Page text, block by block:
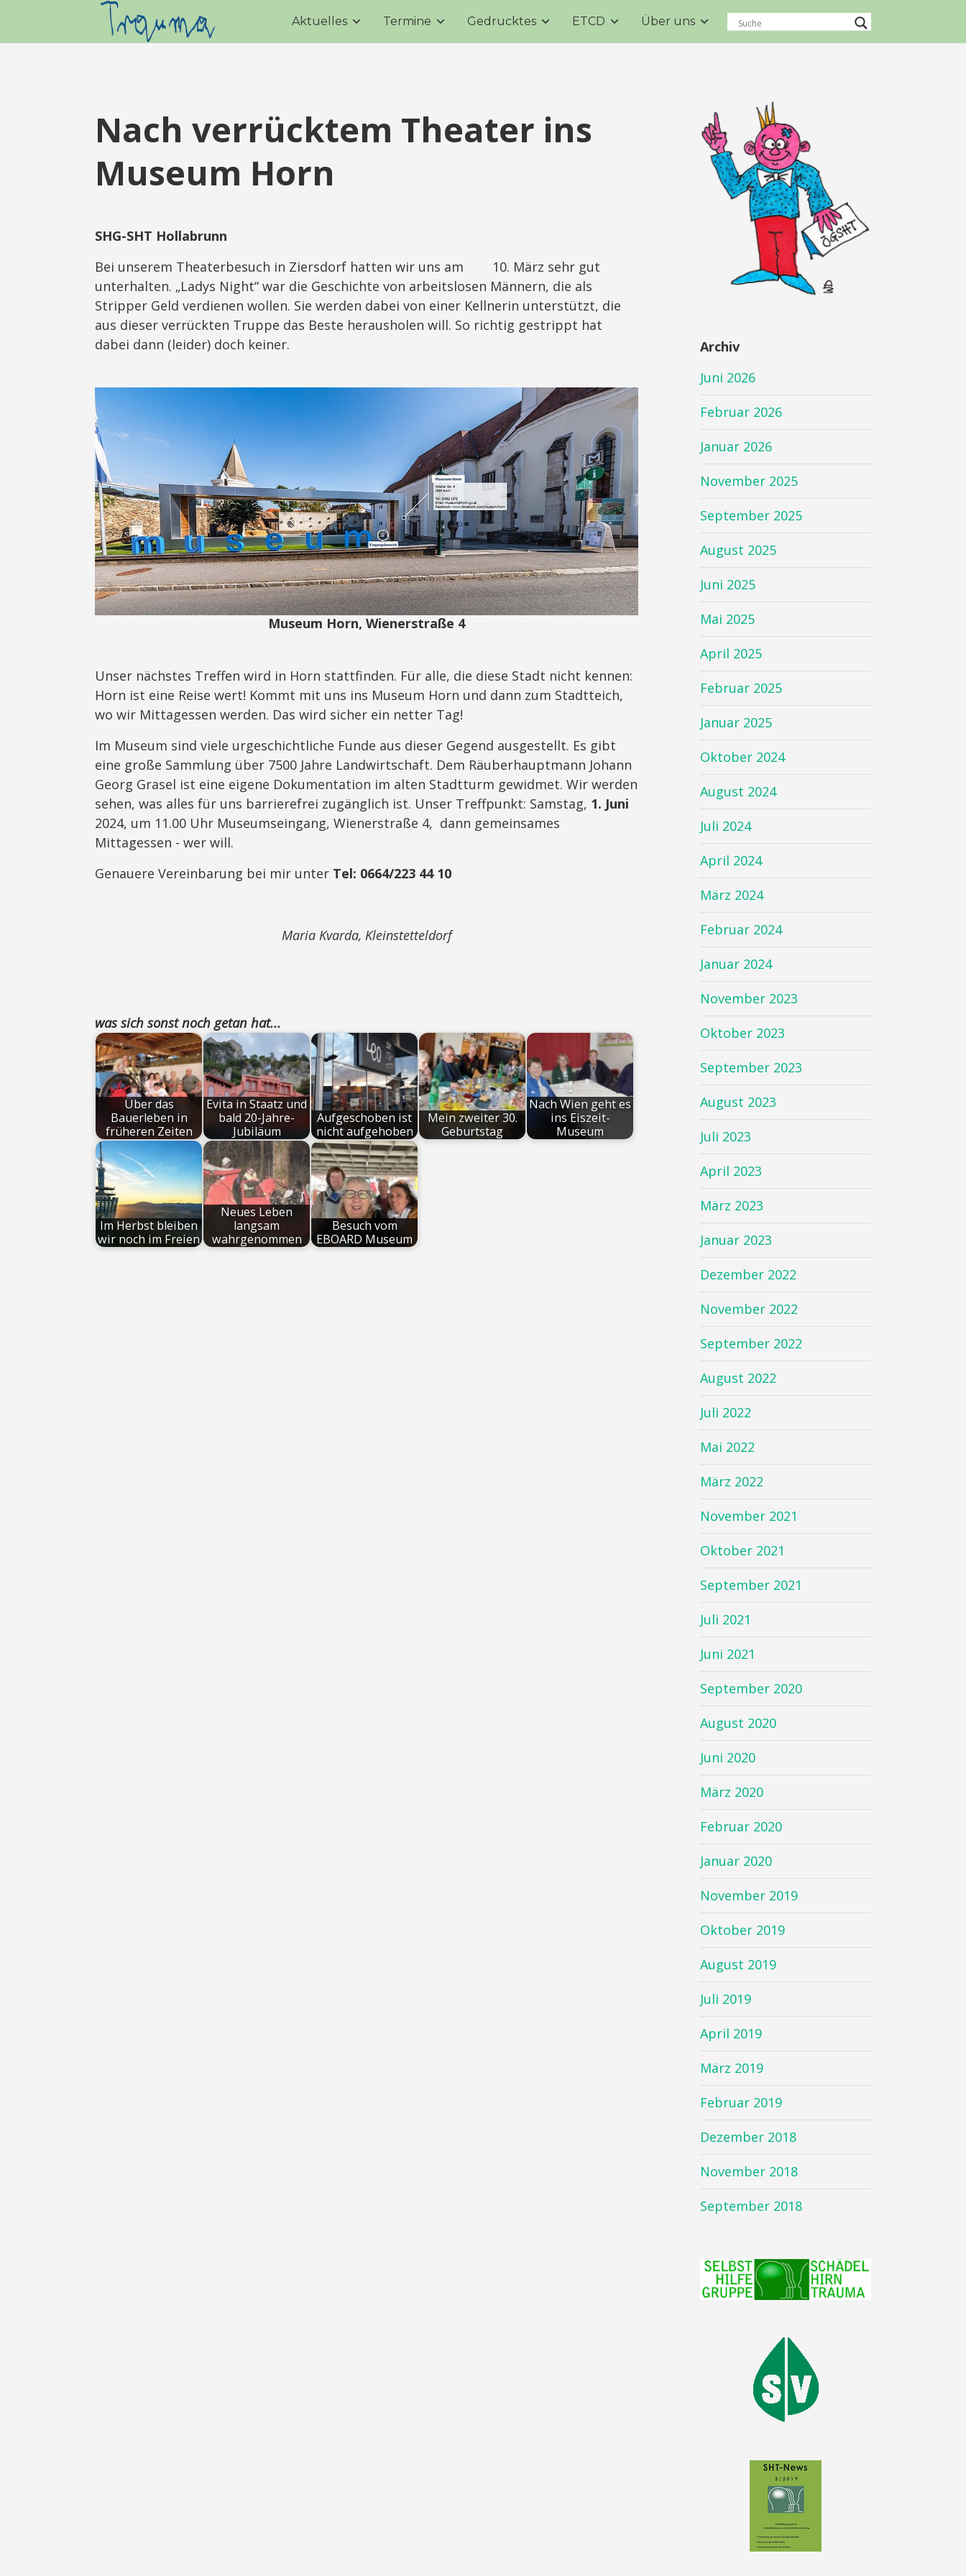
Aktuelles Termine Gedrucktes ETCD Über uns
Nach verrücktem Theater ins
Museum Horn
SHG-SHT Hollabrunn
Bei unserem Theaterbesuch in Ziersdorf hatten wir uns am 10. März sehr gut
unterhalten. „Ladys Night“ war die Geschichte von arbeitslosen Männern, die als
Stripper Geld verdienen wollen. Sie werden dabei von einer Kellnerin unterstützt, die
aus dieser verrückten Truppe das Beste herausholen will. So richtig gestrippt hat
dabei dann (leider) doch keiner.
Museum Horn, Wienerstraße 4
Unser nächstes Treffen wird in Horn stattfinden. Für alle, die diese Stadt nicht kennen:
Horn ist eine Reise wert! Kommt mit uns ins Museum Horn und dann zum Stadtteich,
wo wir Mittagessen werden. Das wird sicher ein netter Tag!
Im Museum sind viele urgeschichtliche Funde aus dieser Gegend ausgestellt. Es gibt
eine große Sammlung über 7500 Jahre Landwirtschaft. Dem Räuberhauptmann Johann
Georg Grasel ist eine eigene Dokumentation im alten Stadtturm gewidmet. Wir werden
sehen, was alles für uns barrierefrei zugänglich ist. Unser Treffpunkt: Samstag, 1. Juni
2024, um 11.00 Uhr Museumseingang, Wienerstraße 4, dann gemeinsames
Mittagessen - wer will.
Genauere Vereinbarung bei mir unter Tel: 0664/223 44 10
Maria Kvarda, Kleinstetteldorf
was sich sonst noch getan hat...
Über das
Bauerleben in
früheren Zeiten
Evita in Staatz und
bald 20-Jahre-
Jubiläum
Aufgeschoben ist
nicht aufgehoben
Mein zweiter 30.
Geburtstag
Nach Wien geht es
ins Eiszeit-
Museum
Im Herbst bleiben
wir noch im Freien
Neues Leben
langsam
wahrgenommen
Besuch vom
EBOARD Museum
Archiv
Juni 2026
Februar 2026
Januar 2026
November 2025
September 2025
August 2025
Juni 2025
Mai 2025
April 2025
Februar 2025
Januar 2025
Oktober 2024
August 2024
Juli 2024
April 2024
März 2024
Februar 2024
Januar 2024
November 2023
Oktober 2023
September 2023
August 2023
Juli 2023
April 2023
März 2023
Januar 2023
Dezember 2022
November 2022
September 2022
August 2022
Juli 2022
Mai 2022
März 2022
November 2021
Oktober 2021
September 2021
Juli 2021
Juni 2021
September 2020
August 2020
Juni 2020
März 2020
Februar 2020
Januar 2020
November 2019
Oktober 2019
August 2019
Juli 2019
April 2019
März 2019
Februar 2019
Dezember 2018
November 2018
September 2018